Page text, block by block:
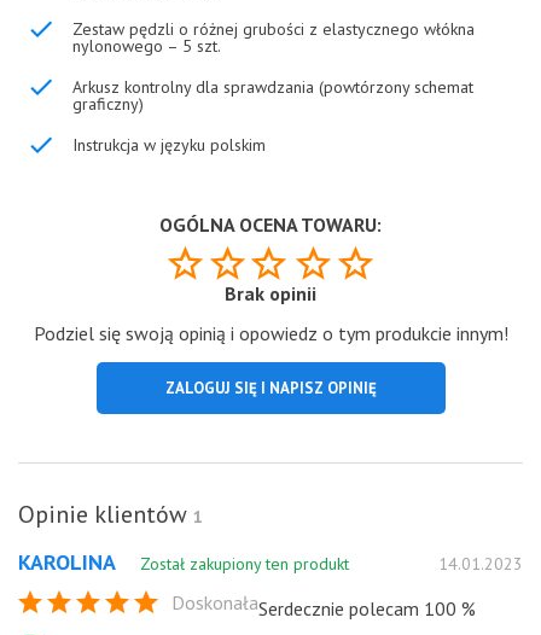
Zestaw pędzli o różnej grubości z elastycznego włókna
nylonowego – 5 szt.
Arkusz kontrolny dla sprawdzania (powtórzony schemat
graficzny)
Instrukcja w języku polskim
OGÓLNA OCENA TOWARU:
Brak opinii
Podziel się swoją opinią i opowiedz o tym produkcie innym!
ZALOGUJ SIĘ I NAPISZ OPINIĘ
Opinie klientów 1
KAROLINA Został zakupiony ten produkt 14.01.2023
DoskonałaSerdecznie polecam 100 %